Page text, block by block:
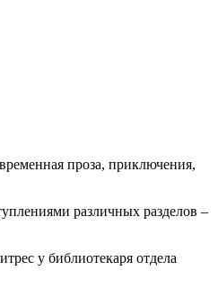
проза, приключения,
различных разделов –
у библиотекаря отдела